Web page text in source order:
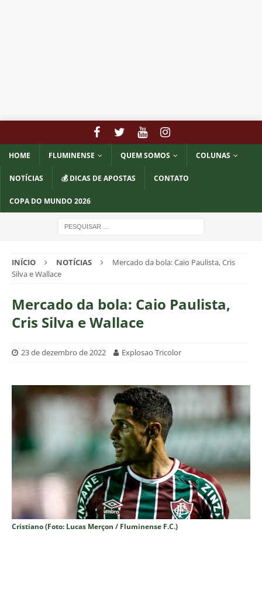
HOME FLUMINENSE QUEM SOMOS COLUNAS
NOTÍCIAS 💰 DICAS DE APOSTAS CONTATO
COPA DO MUNDO 2026
INÍCIO NOTÍCIAS
Mercado da bola: Caio Paulista, Cris
Silva e Wallace
Mercado da bola: Caio Paulista,
Cris Silva e Wallace
23 de dezembro de 2022 Explosao Tricolor
Cristiano (Foto: Lucas Merçon / Fluminense F.C.)